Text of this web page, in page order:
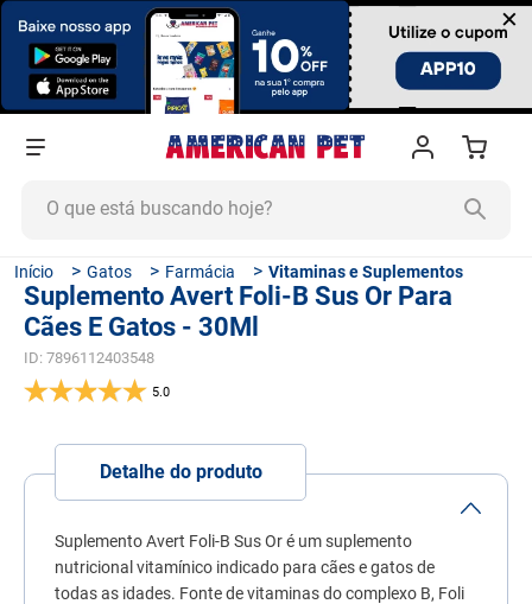
×
Gatos Farmácia Vitaminas e Suplementos
Suplemento Avert Foli-B Sus Or Para
Cães E Gatos - 30Ml
ID: 7896112403548
5.0
Detalhe do produto
Suplemento Avert Foli-B Sus Or é um suplemento
nutricional vitamínico indicado para cães e gatos de
todas as idades. Fonte de vitaminas do complexo B, Foli
TERMOS MAIS BUSCADOS
º
ração cachorro
6º
7º
quatree
8º
sachê gato